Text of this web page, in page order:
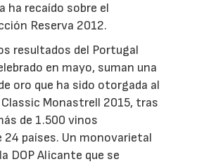
ha recaído sobre el
Reserva 2012.
resultados del Portugal
en mayo, suman una
oro que ha sido otorgada al
Classic Monastrell 2015, tras
de 1.500 vinos
24 países. Un monovarietal
DOP Alicante que se